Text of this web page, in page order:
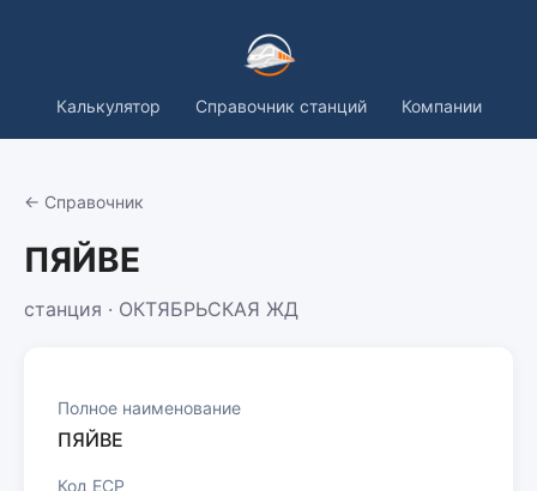
Калькулятор Справочник станций Компании
← Справочник
ПЯЙВЕ
станция · ОКТЯБРЬСКАЯ ЖД
Полное наименование
ПЯЙВЕ
Код ЕСР